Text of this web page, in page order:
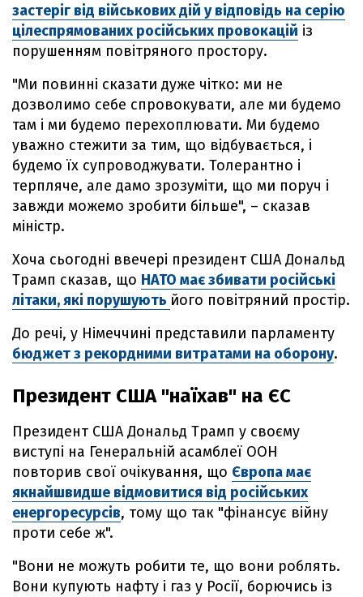
застеріг від військових дій у відповідь на серію
цілеспрямованих російських провокацій із
порушенням повітряного простору.
"Ми повинні сказати дуже чітко: ми не
дозволимо себе спровокувати, але ми будемо
там і ми будемо перехоплювати. Ми будемо
уважно стежити за тим, що відбувається, і
будемо їх супроводжувати. Толерантно і
терпляче, але дамо зрозуміти, що ми поруч і
завжди можемо зробити більше", – сказав
міністр.
Хоча сьогодні ввечері президент США Дональд
Трамп сказав, що НАТО має збивати російські
літаки, які порушують його повітряний простір.
До речі, у Німеччині представили парламенту
бюджет з рекордними витратами на оборону.
Президент США "наїхав" на ЄС
Президент США Дональд Трамп у своєму
виступі на Генеральній асамблеї ООН
повторив свої очікування, що Європа має
якнайшвидше відмовитися від російських
енергоресурсів, тому що так "фінансує війну
проти себе ж".
"Вони не можуть робити те, що вони роблять.
Вони купують нафту і газ у Росії, борючись із